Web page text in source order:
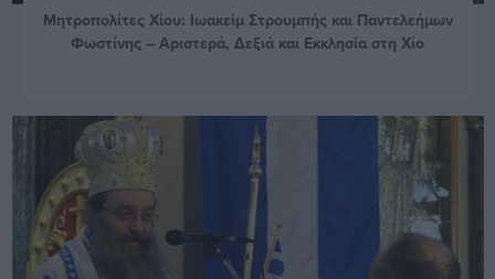
Μητροπολίτες Χίου: Ιωακείμ Στρουμπής και Παντελεήμων
Φωστίνης – Αριστερά, Δεξιά και Εκκλησία στη Χίο